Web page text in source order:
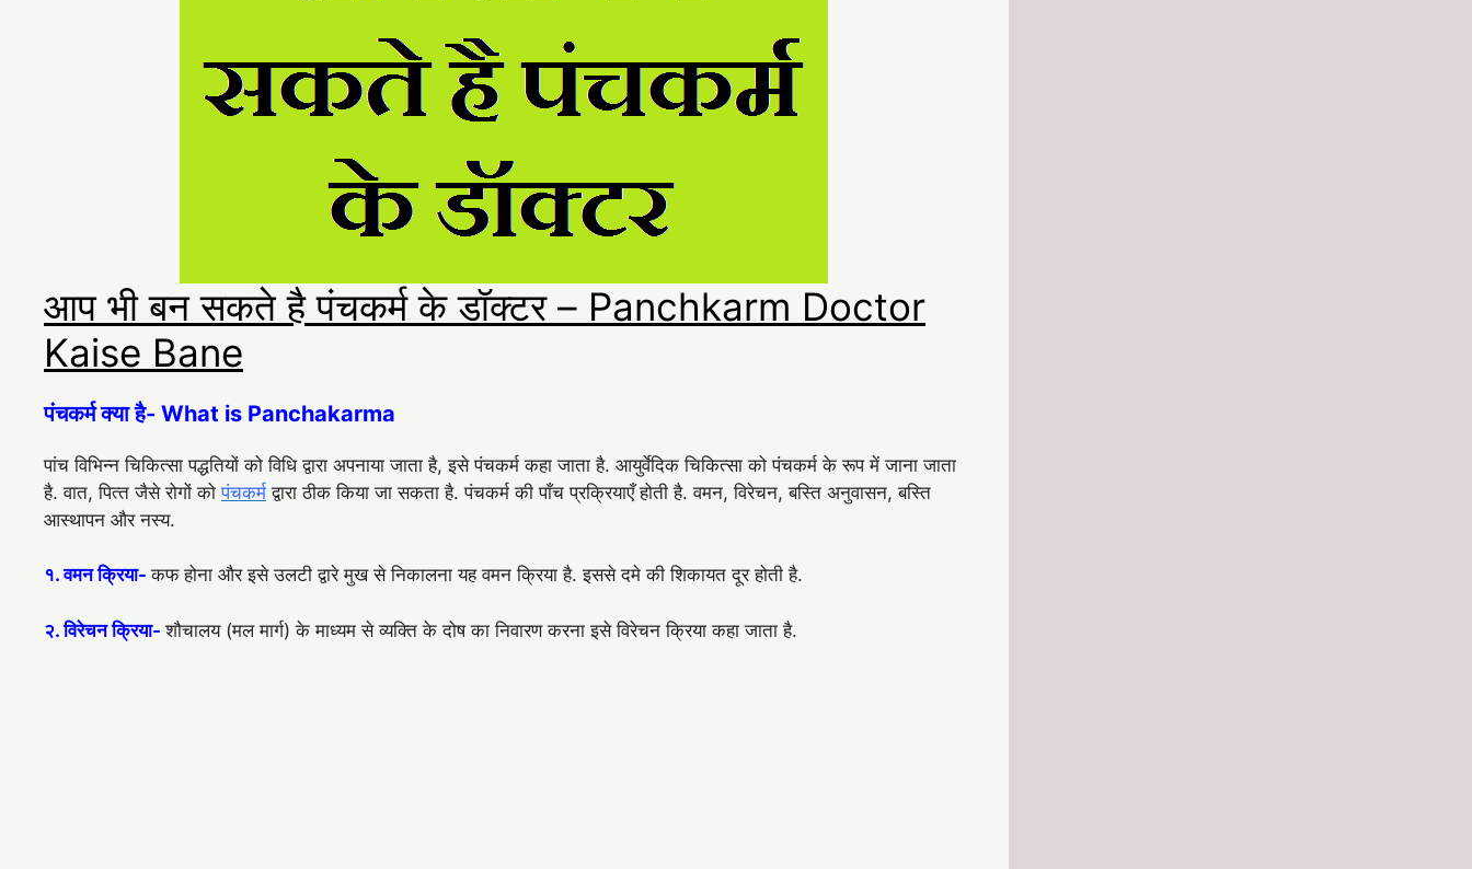
आप भी बन सकते है पंचकर्म के डॉक्टर – Panchkarm Doctor
Kaise Bane
पंचकर्म क्या है- What is Panchakarma
पांच विभिन्न चिकित्सा पद्धतियों को विधि द्वारा अपनाया जाता है, इसे पंचकर्म कहा जाता है. आयुर्वेदिक चिकित्सा को पंचकर्म के रूप में जाना जाता
है. वात, पित्‍त जैसे रोगों कोपंचकर्म द्वारा ठीक किया जा सकता है. पंचकर्म की पाँच प्रक्रियाएँ होती है. वमन, विरेचन, बस्ति अनुवासन, बस्ति
आस्‍थापन और नस्‍य.
१. वमन क्रिया- कफ होना और इसे उलटी द्वारे मुख से निकालना यह वमन क्रिया है. इससे दमे की शिकायत दूर होती है.
२. विरेचन क्रिया- शौचालय (मल मार्ग) के माध्यम से व्यक्ति के दोष का निवारण करना इसे विरेचन क्रिया कहा जाता है.